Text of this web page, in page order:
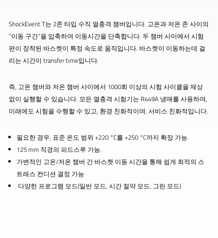
ShockEvent T는 2존 타입 수직 열충격 챔버입니다. 고온과 저온 존 사이의
“이동 구간”을 압축하여 이동시간을 단축합니다. 두 챔버 사이에서 시험
편이 장착된 바스켓이 특정 속도로 움직입니다. 바스켓이 이동하는데 걸
리는 시간이 transfer time입니다.
즉, 고온 챔버와 저온 챔버 사이에서 1000회 이상의 시험 사이클을 제상
없이 실행할 수 있습니다. 모든 열충격 시험기는 R449A 냉매를 사용하여,
미래에도 시험을 수행할 수 있고, 환경 친화적이며, 서비스 친화적입니다.
필요한 경우, 표준 온도 범위 +220 °C를 +250 °C까지 확장 가능.
125 mm 직경의 피드스루 가능.
가변적인 고온/저온 챔버 간 바스켓 이동 시간을 통해 쉽게 최적의 스
트레스 컨디션 결정 가능
다양한 프로그램 모드(일반 모드, 시간 절약 모드, 그린 모드)